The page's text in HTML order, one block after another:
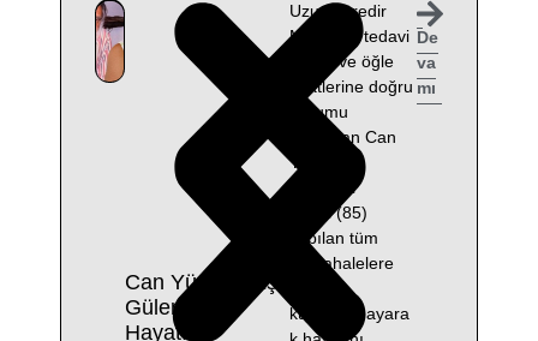
Can Yücel’in Eşi
Güler Yücel
Hayatını
Uzun süredir
Muğla’da tedavi
gören ve öğle
saatlerine doğru
durumu
ağırlaşan Can
Yücel’in
eşi Güler
Yücel (85)
yapılan tüm
müdahalelere
rağmen
kurtarılamayara
De
va
mı